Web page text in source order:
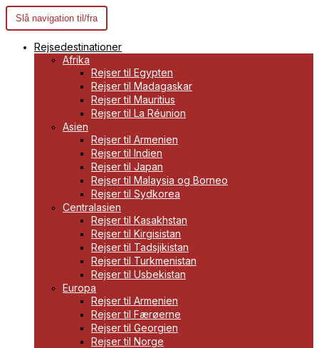
Slå navigation til/fra
Rejsedestinationer
Afrika
Rejser til Egypten
Rejser til Madagaskar
Rejser til Mauritius
Rejser til La Réunion
Asien
Rejser til Armenien
Rejser til Indien
Rejser til Japan
Rejser til Malaysia og Borneo
Rejser til Sydkorea
Centralasien
Rejser til Kasakhstan
Rejser til Kirgisistan
Rejser til Tadsjikistan
Rejser til Turkmenistan
Rejser til Usbekistan
Europa
Rejser til Armenien
Rejser til Færøerne
Rejser til Georgien
Rejser til Norge